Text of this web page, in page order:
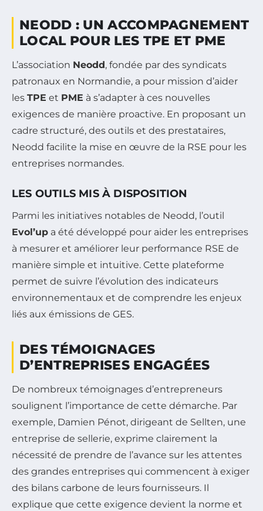
NEODD : UN ACCOMPAGNEMENT
LOCAL POUR LES TPE ET PME
L’association Neodd, fondée par des syndicats
patronaux en Normandie, a pour mission d’aider
les TPE et PME à s’adapter à ces nouvelles
exigences de manière proactive. En proposant un
cadre structuré, des outils et des prestataires,
Neodd facilite la mise en œuvre de la RSE pour les
entreprises normandes.
LES OUTILS MIS À DISPOSITION
Parmi les initiatives notables de Neodd, l’outil
Evol’up a été développé pour aider les entreprises
à mesurer et améliorer leur performance RSE de
manière simple et intuitive. Cette plateforme
permet de suivre l’évolution des indicateurs
environnementaux et de comprendre les enjeux
liés aux émissions de GES.
DES TÉMOIGNAGES
D’ENTREPRISES ENGAGÉES
De nombreux témoignages d’entrepreneurs
soulignent l’importance de cette démarche. Par
exemple, Damien Pénot, dirigeant de Sellten, une
entreprise de sellerie, exprime clairement la
nécessité de prendre de l’avance sur les attentes
des grandes entreprises qui commencent à exiger
des bilans carbone de leurs fournisseurs. Il
explique que cette exigence devient la norme et